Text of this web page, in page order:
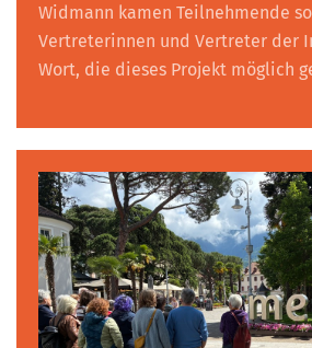
Widmann kamen Teilnehmende
Vertreterinnen und Vertreter der
Wort, die dieses Projekt möglich